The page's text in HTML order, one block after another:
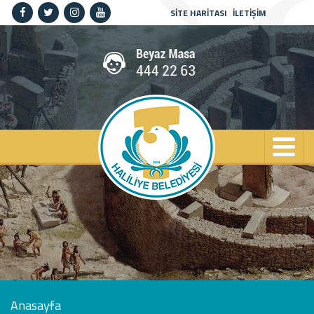
SİTE HARİTASI İLETİŞİM
Anasayfa
Anasayfa
Kurumsal
Haliliye
Spor
Kültür
Sanat
Güncel
İletişim